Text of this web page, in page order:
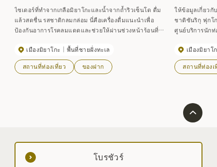
ไซเดอร์ที่ทำจากเกลือมิยาโกะและน้ำจากถ้ำริวเซ็นโด ดื่ม
แล้วสดชื่น รสชาติกลมกล่อม นี่คือเครื่องดื่มแนะนำเพื่อ
ป้องกันอาการโรคลมแดดและช่วยให้ผ่านช่วงหน้าร้อนที่
เมืองมิยาโกะ
พื้นที่ชายฝั่งทะเล
สถานที่ท่องเที่ยว ของฝาก
ให้ข้อมูลเกี่ยวกั
ชาติซันริกุ ฟุกโ
ศูนย์บริการนักท่องเที่ยว นอกจากพื้น
อุทยานแห่งชา
เมืองมิยาโ
สถานที่ท่องเ
โบรชัวร์